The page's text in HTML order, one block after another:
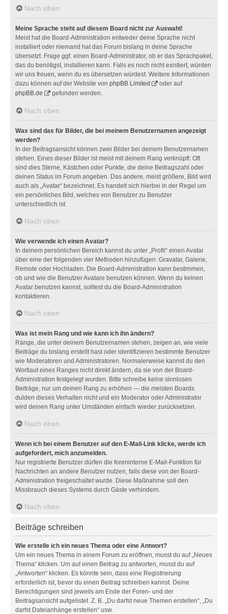
Nach oben
Meine Sprache steht auf diesem Board nicht zur Auswahl!
Meist hat die Board-Administration entweder deine Sprache nicht
installiert oder niemand hat das Forum bislang in deine Sprache
übersetzt. Frage ggf. einen Board-Administrator, ob er das Sprachpaket,
das du benötigst, installieren kann. Falls es noch nicht existiert, würden
wir uns freuen, wenn du es übersetzen würdest. Weitere Informationen
dazu können auf der Website von phpBB Limited
oder auf
phpBB.de
gefunden werden.
Nach oben
Was sind das für Bilder, die bei meinem Benutzernamen angezeigt
werden?
In der Beitragsansicht können zwei Bilder bei deinem Benutzernamen
stehen. Eines dieser Bilder ist meist mit deinem Rang verknüpft: Oft
sind dies Sterne, Kästchen oder Punkte, die deine Beitragszahl oder
deinen Status im Forum angeben. Das andere, meist größere, Bild wird
auch als „Avatar“ bezeichnet. Es handelt sich hierbei in der Regel um
ein persönliches Bild, welches von Benutzer zu Benutzer
unterschiedlich ist.
Nach oben
Wie verwende ich einen Avatar?
In deinem persönlichen Bereich kannst du unter „Profil“ einen Avatar
über eine der folgenden vier Methoden hinzufügen: Gravatar, Galerie,
Remote oder Hochladen. Die Board-Administration kann bestimmen,
ob und wie die Benutzer Avatare benutzen können. Wenn du keinen
Avatar benutzen kannst, solltest du die Board-Administration
kontaktieren.
Nach oben
Was ist mein Rang und wie kann ich ihn ändern?
Ränge, die unter deinem Benutzernamen stehen, zeigen an, wie viele
Beiträge du bislang erstellt hast oder identifizieren bestimmte Benutzer
wie Moderatoren und Administratoren. Normalerweise kannst du den
Wortlaut eines Ranges nicht direkt ändern, da sie von der Board-
Administration festgelegt wurden. Bitte schreibe keine sinnlosen
Beiträge, nur um deinen Rang zu erhöhen — die meisten Boards
dulden dieses Verhalten nicht und ein Moderator oder Administrator
wird deinen Rang unter Umständen einfach wieder zurücksetzen.
Nach oben
Wenn ich bei einem Benutzer auf den E-Mail-Link klicke, werde ich
aufgefordert, mich anzumelden.
Nur registrierte Benutzer dürfen die foreninterne E-Mail-Funktion für
Nachrichten an andere Benutzer nutzen, falls diese von der Board-
Administration freigeschaltet wurde. Diese Maßnahme soll den
Missbrauch dieses Systems durch Gäste verhindern.
Nach oben
Beiträge schreiben
Wie erstelle ich ein neues Thema oder eine Antwort?
Um ein neues Thema in einem Forum zu eröffnen, musst du auf „Neues
Thema“ klicken. Um auf einen Beitrag zu antworten, musst du auf
„Antworten“ klicken. Es könnte sein, dass eine Registrierung
erforderlich ist, bevor du einen Beitrag schreiben kannst. Deine
Berechtigungen sind jeweils am Ende der Foren- und der
Beitragsansicht aufgelistet. Z. B. „Du darfst neue Themen erstellen“, „Du
darfst Dateianhänge erstellen“ usw.